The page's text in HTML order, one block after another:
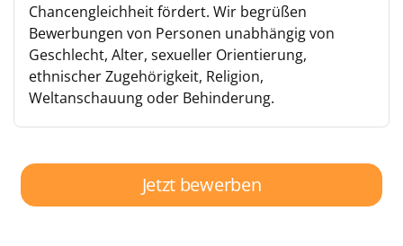
Chancengleichheit fördert. Wir begrüßen
Bewerbungen von Personen unabhängig von
Geschlecht, Alter, sexueller Orientierung,
ethnischer Zugehörigkeit, Religion,
Weltanschauung oder Behinderung.
Jetzt bewerben